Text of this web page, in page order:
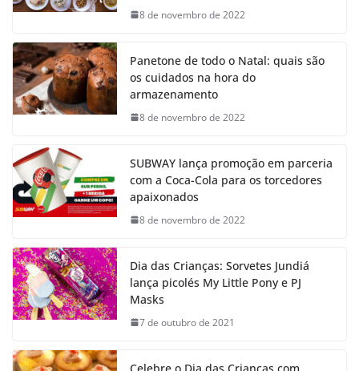
8 de novembro de 2022
Panetone de todo o Natal: quais são
os cuidados na hora do
armazenamento
8 de novembro de 2022
SUBWAY lança promoção em parceria
com a Coca-Cola para os torcedores
apaixonados
8 de novembro de 2022
Dia das Crianças: Sorvetes Jundiá
lança picolés My Little Pony e PJ
Masks
7 de outubro de 2021